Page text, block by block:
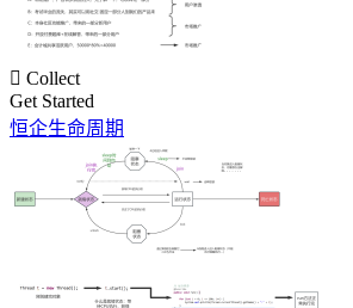
 Collect
Get Started
恒企生命周期